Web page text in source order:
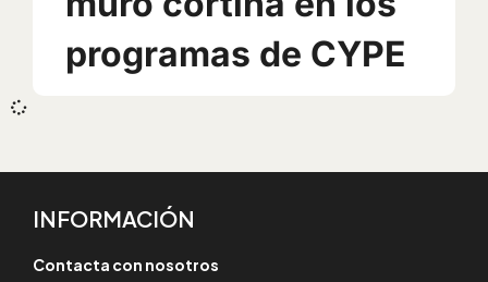
programas de CYPE
INFORMACIÓN
Contacta con nosotros